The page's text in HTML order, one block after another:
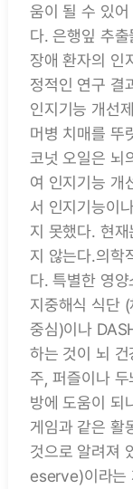
움이 될 수 있
다. 은행잎 추
장애 환자의 인
정적인 연구 결
인지기능 개선
머병 치매를 뚜
코넛 오일은 뇌
여 인지기능 개
서 인지기능이
지 못했다. 현
지 않는다.의학
다. 특별한 영
지중해식 식단
중심)이나
하는 것이 뇌
주, 퍼즐이나
방에 도움이 되
게임과 같은 활
것으로 알려져
eserve)이라는